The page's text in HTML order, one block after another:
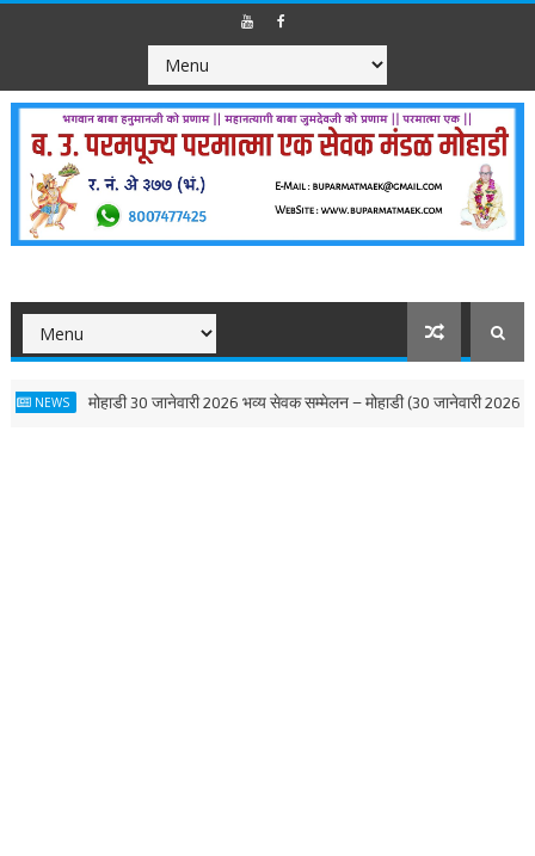
मोहाडी 30 जानेवारी 2026 भव्य सेवक सम्मेलन – मोहाडी (30 जानेवारी 2026)